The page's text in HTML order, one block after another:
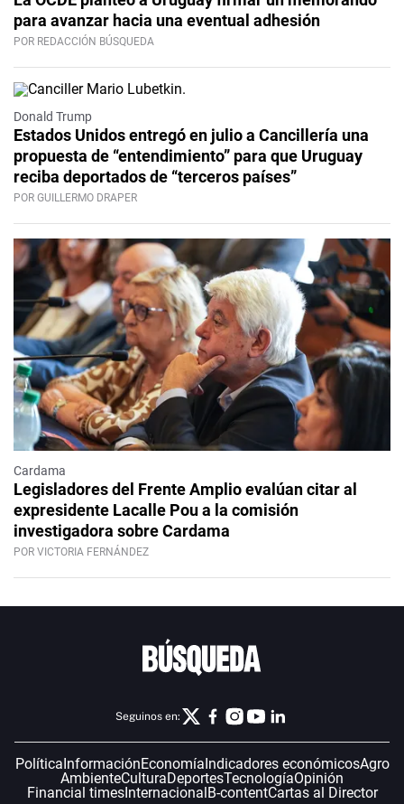
para avanzar hacia una eventual adhesión
POR REDACCIÓN BÚSQUEDA
Donald Trump
Estados Unidos entregó en julio a Cancillería una
propuesta de “entendimiento” para que Uruguay
reciba deportados de “terceros países”
POR GUILLERMO DRAPER
Cardama
Legisladores del Frente Amplio evalúan citar al
expresidente Lacalle Pou a la comisión
investigadora sobre Cardama
POR VICTORIA FERNÁNDEZ
Seguinos en:
PolíticaInformaciónEconomíaIndicadores económicosAgro
AmbienteCulturaDeportesTecnologíaOpinión
Financial timesInternacionalB-contentCartas al Director